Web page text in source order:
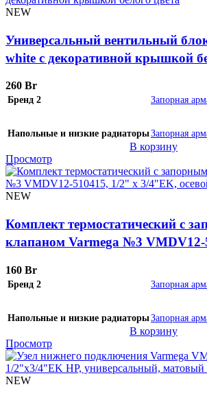
NEW
Универсальный вентильный
white с декоративной крышкой
260 Br
Бренд 2 Запорная
Напольные и низкие радиаторыЗапорная
В корзину
Просмотр
NEW
Комплект термостатический с
клапаном Varmega №3 VMDV12-
160 Br
Бренд 2 Запорная
Напольные и низкие радиаторыЗапорная
В корзину
Просмотр
NEW